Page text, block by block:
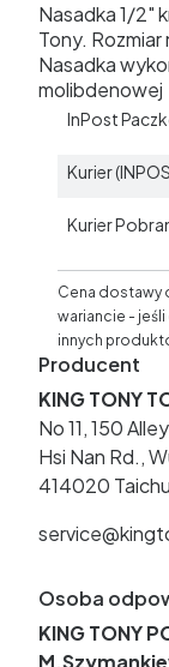
Nasadka 1/2"
Tony. Rozmiar
Nasadka
molibdenowej
InPost
Kurier
Kurier
Cena dostawy
wariancie -
innych
Producent
KING TONY
No 11, 150
Hsi Nan Rd.,
414020
Osoba
KING TONY